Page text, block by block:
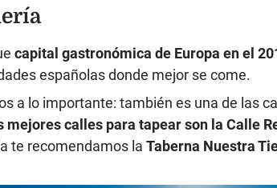
capital gastronómica de Europa en el
españolas donde mejor se come.
a lo importante: también es una de las
mejores calles para tapear son la Calle
te recomendamos la Taberna Nuestra